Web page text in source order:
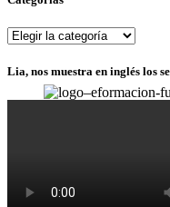
Categorías
Lia, nos muestra en inglés los